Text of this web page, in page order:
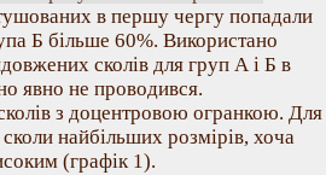
в першу чергу попадали
Б більше 60%. Використано
сколів для груп А і Б в
явно не проводився.
з доцентровою огранкою. Для
найбільших розмірів, хоча
(графік 1).